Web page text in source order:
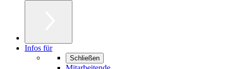
Infos für
Schließen